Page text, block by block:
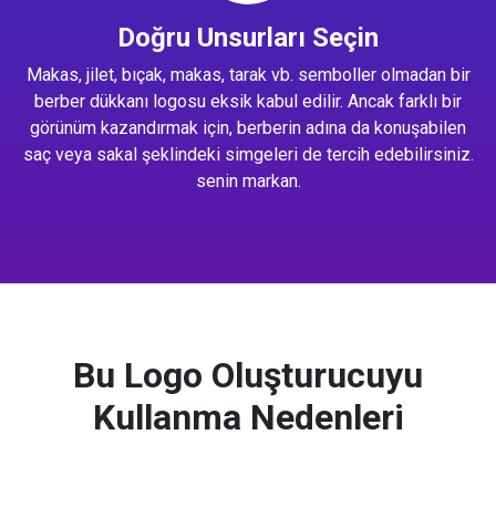
Doğru Unsurları Seçin
Makas, jilet, bıçak, makas, tarak vb. semboller olmadan bir
berber dükkanı logosu eksik kabul edilir. Ancak farklı bir
görünüm kazandırmak için, berberin adına da konuşabilen
saç veya sakal şeklindeki simgeleri de tercih edebilirsiniz.
senin markan.
Bu Logo Oluşturucuyu
Kullanma Nedenleri